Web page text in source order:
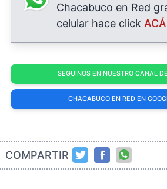
Chacabuco en Red
celular hace click ACÁ
SEGUINOS EN NUESTRO CANAL
CHACABUCO EN RED EN
COMPARTIR